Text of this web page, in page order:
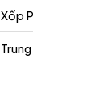
Xốp PE Foam.
Trung Quốc, Việt